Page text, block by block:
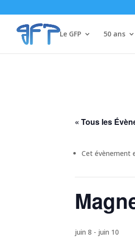
Le GFP 50 ans
« Tous les
Cet évènement
juin 8 - juin 10